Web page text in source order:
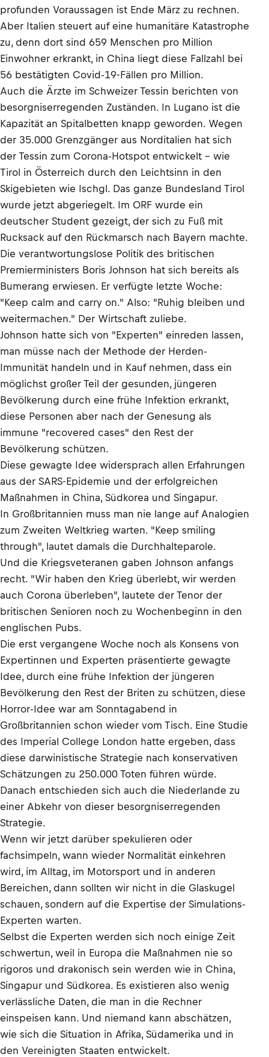
profunden Voraussagen ist Ende März zu rechnen.
Aber Italien steuert auf eine humanitäre Katastrophe
zu, denn dort sind 659 Menschen pro Million
Einwohner erkrankt, in China liegt diese Fallzahl bei
56 bestätigten Covid-19-Fällen pro Million.
Auch die Ärzte im Schweizer Tessin berichten von
besorgniserregenden Zuständen. In Lugano ist die
Kapazität an Spitalbetten knapp geworden. Wegen
der 35.000 Grenzgänger aus Norditalien hat sich
der Tessin zum Corona-Hotspot entwickelt – wie
Tirol in Österreich durch den Leichtsinn in den
Skigebieten wie Ischgl. Das ganze Bundesland Tirol
wurde jetzt abgeriegelt. Im ORF wurde ein
deutscher Student gezeigt, der sich zu Fuß mit
Rucksack auf den Rückmarsch nach Bayern machte.
Die verantwortungslose Politik des britischen
Premierministers Boris Johnson hat sich bereits als
Bumerang erwiesen. Er verfügte letzte Woche:
"Keep calm and carry on." Also: "Ruhig bleiben und
weitermachen." Der Wirtschaft zuliebe.
Johnson hatte sich von "Experten" einreden lassen,
man müsse nach der Methode der Herden-
Immunität handeln und in Kauf nehmen, dass ein
möglichst großer Teil der gesunden, jüngeren
Bevölkerung durch eine frühe Infektion erkrankt,
diese Personen aber nach der Genesung als
immune "recovered cases" den Rest der
Bevölkerung schützen.
Diese gewagte Idee widersprach allen Erfahrungen
aus der SARS-Epidemie und der erfolgreichen
Maßnahmen in China, Südkorea und Singapur.
In Großbritannien muss man nie lange auf Analogien
zum Zweiten Weltkrieg warten. "Keep smiling
through", lautet damals die Durchhalteparole.
Und die Kriegsveteranen gaben Johnson anfangs
recht. "Wir haben den Krieg überlebt, wir werden
auch Corona überleben", lautete der Tenor der
britischen Senioren noch zu Wochenbeginn in den
englischen Pubs.
Die erst vergangene Woche noch als Konsens von
Expertinnen und Experten präsentierte gewagte
Idee, durch eine frühe Infektion der jüngeren
Bevölkerung den Rest der Briten zu schützen, diese
Horror-Idee war am Sonntagabend in
Großbritannien schon wieder vom Tisch. Eine Studie
des Imperial College London hatte ergeben, dass
diese darwinistische Strategie nach konservativen
Schätzungen zu 250.000 Toten führen würde.
Danach entschieden sich auch die Niederlande zu
einer Abkehr von dieser besorgniserregenden
Strategie.
Wenn wir jetzt darüber spekulieren oder
fachsimpeln, wann wieder Normalität einkehren
wird, im Alltag, im Motorsport und in anderen
Bereichen, dann sollten wir nicht in die Glaskugel
schauen, sondern auf die Expertise der Simulations-
Experten warten.
Selbst die Experten werden sich noch einige Zeit
schwertun, weil in Europa die Maßnahmen nie so
rigoros und drakonisch sein werden wie in China,
Singapur und Südkorea. Es existieren also wenig
verlässliche Daten, die man in die Rechner
einspeisen kann. Und niemand kann abschätzen,
wie sich die Situation in Afrika, Südamerika und in
den Vereinigten Staaten entwickelt.